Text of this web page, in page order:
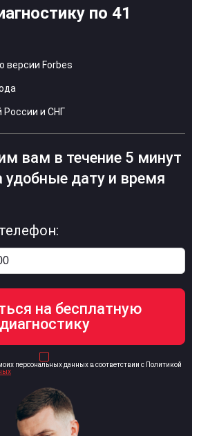
по 41
версии Forbes
России и СНГ
вам в течение 5 минут
удобные дату и время
персональных данных в соответствии с Политикой